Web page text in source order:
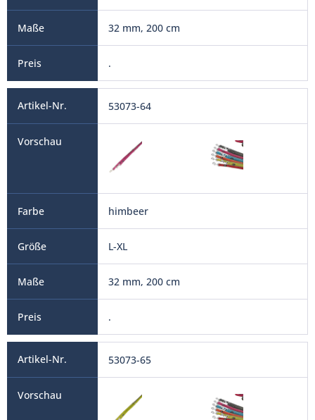
32 mm, 200 cm
.
53073-64
himbeer
L-XL
32 mm, 200 cm
.
53073-65